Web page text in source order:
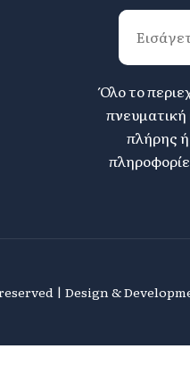
Όλο το
πνευματική
πλήρης
| Design &